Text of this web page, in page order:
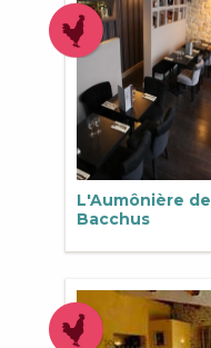
L'Aumônière de
Bacchus